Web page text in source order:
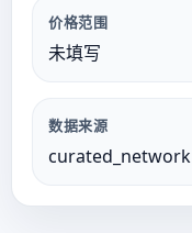
价格范围
未填写
数据来源
curated_network